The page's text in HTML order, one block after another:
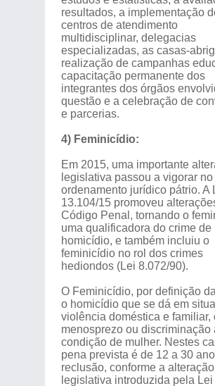
resultados, a implementação
centros de atendimento
multidisciplinar, delegacias
especializadas, as casas-
realização de campanhas
capacitação permanente dos
integrantes dos órgãos
questão e a celebração de
e parcerias.
4) Feminicídio:
Em 2015, uma importante
legislativa passou a vigorar no
ordenamento jurídico pátrio. A
13.104/15 promoveu
Código Penal, tornando o
uma qualificadora do crime de
homicídio, e também incluiu o
feminicídio no rol dos crimes
hediondos (Lei 8.072/90).
O Feminicídio, por definição
o homicídio que se dá em
violência doméstica e familiar,
menosprezo ou discriminação
condição de mulher. Nestes
pena prevista é de 12 a 30
reclusão, conforme a alteração
legislativa introduzida pela Lei